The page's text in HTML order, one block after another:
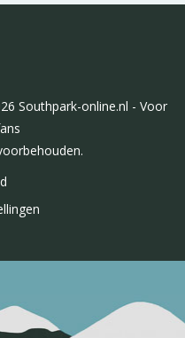
Southpark-online.nl - Voor